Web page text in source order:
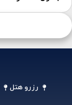
رزرو هتل